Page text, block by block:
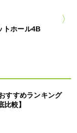
トホール4B
すすめランキング
較】